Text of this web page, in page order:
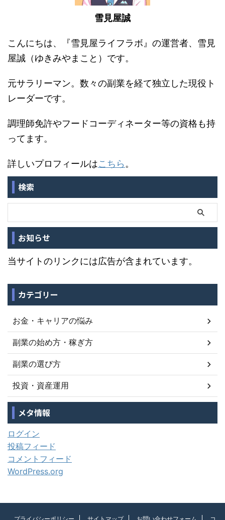
雪見屋誠
こんにちは、『雪見屋ライフラボ』の運営者、雪見
屋誠（ゆきみやまこと）です。
元サラリーマン。数々の副業を経て独立した現役ト
レーダーです。
調理師免許やフードコーディネーター等の資格も持
ってます。
詳しいプロフィールはこちら 。
検索
お知らせ
当サイトのリンクには広告が含まれています。
カテゴリー
お金・キャリアの悩み
副業の始め方・稼ぎ方
副業の選び方
投資・資産運用
メタ情報
ログイン
投稿フィード
コメントフィード
WordPress.org